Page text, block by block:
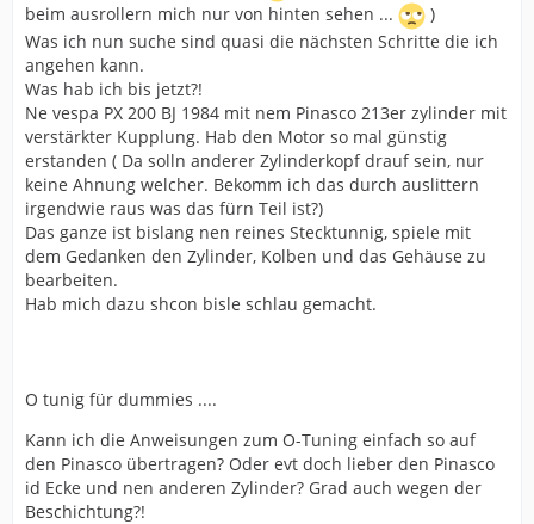
beim ausrollern mich nur von hinten sehen ...
)
Was ich nun suche sind quasi die nächsten Schritte die ich
angehen kann.
Was hab ich bis jetzt?!
Ne vespa PX 200 BJ 1984 mit nem Pinasco 213er zylinder mit
verstärkter Kupplung. Hab den Motor so mal günstig
erstanden ( Da solln anderer Zylinderkopf drauf sein, nur
keine Ahnung welcher. Bekomm ich das durch auslittern
irgendwie raus was das fürn Teil ist?)
Das ganze ist bislang nen reines Stecktunnig, spiele mit
dem Gedanken den Zylinder, Kolben und das Gehäuse zu
bearbeiten.
Hab mich dazu shcon bisle schlau gemacht.
O tunig für dummies ....
Kann ich die Anweisungen zum O-Tuning einfach so auf
den Pinasco übertragen? Oder evt doch lieber den Pinasco
id Ecke und nen anderen Zylinder? Grad auch wegen der
Beschichtung?!